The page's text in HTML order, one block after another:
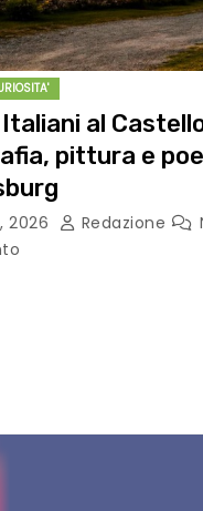
al
pittura e
2026 Redazione